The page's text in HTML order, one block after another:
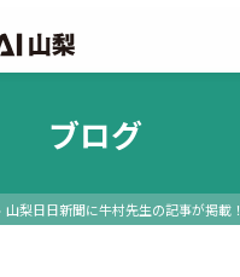
ブログ
山梨日日新聞に牛村先生の記事が掲載！